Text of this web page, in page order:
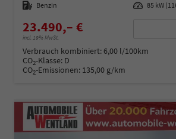
Kraftstoff Benzin Leistung 85 kW
23.490,– €
incl. 19% MwSt.
Verbrauch kombiniert:6,00 l/100km
CO2-Klasse: D
CO2-Emissionen: 135,00 g/km